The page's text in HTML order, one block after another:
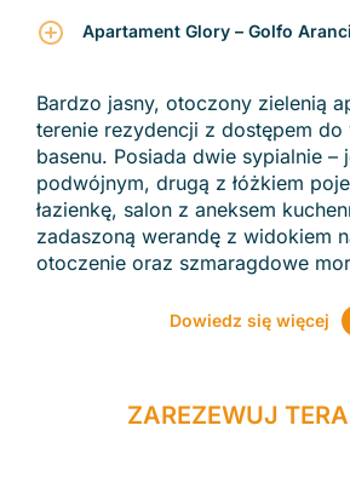
Apartament Glory – Golfo Aranci
Bardzo jasny, otoczony zielenią
terenie rezydencji z dostępem do
basenu. Posiada dwie sypialnie –
podwójnym, drugą z łóżkiem
łazienkę, salon z aneksem
zadaszoną werandę z widokiem
otoczenie oraz szmaragdowe
Dowiedz się więcej
ZAREZEWUJ